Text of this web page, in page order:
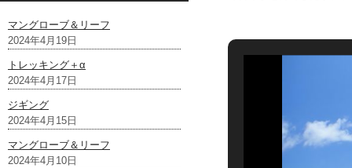
マングローブ＆リーフ
2024年4月19日
トレッキング＋α
2024年4月17日
ジギング
2024年4月15日
マングローブ＆リーフ
2024年4月10日